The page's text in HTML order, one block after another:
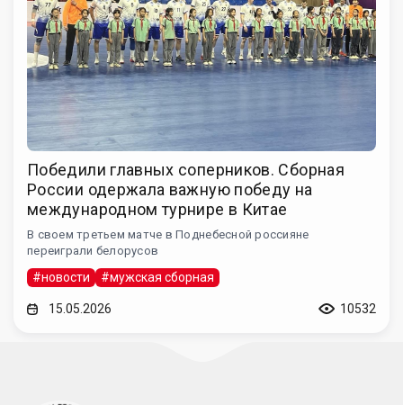
Победили главных соперников. Сборная
России одержала важную победу на
международном турнире в Китае
В своем третьем матче в Поднебесной россияне
переиграли белорусов
#новости #мужская сборная
15.05.2026 10532